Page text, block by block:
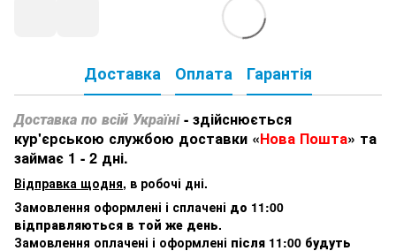
Доставка Оплата Гарантія
Доставка по всій Україні - здійснюється
кур'єрською службою доставки «Нова Пошта» та
займає 1 - 2 дні.
Відправка щодня, в робочі дні.
Замовлення оформлені і сплачені до 11:00
відправляються в той же день.
Замовлення оплачені і оформлені після 11:00 будуть